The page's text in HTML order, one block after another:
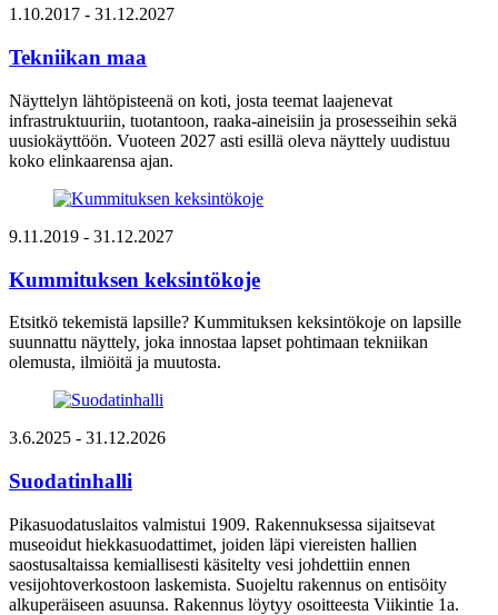
1.10.2017 - 31.12.2027
Tekniikan maa
Näyttelyn lähtöpisteenä on koti, josta teemat laajenevat
infrastruktuuriin, tuotantoon, raaka-aineisiin ja prosesseihin sekä
uusiokäyttöön. Vuoteen 2027 asti esillä oleva näyttely uudistuu
koko elinkaarensa ajan.
9.11.2019 - 31.12.2027
Kummituksen keksintökoje
Etsitkö tekemistä lapsille? Kummituksen keksintökoje on lapsille
suunnattu näyttely, joka innostaa lapset pohtimaan tekniikan
olemusta, ilmiöitä ja muutosta.
3.6.2025 - 31.12.2026
Suodatinhalli
Pikasuodatuslaitos valmistui 1909. Rakennuksessa sijaitsevat
museoidut hiekkasuodattimet, joiden läpi viereisten hallien
saostusaltaissa kemiallisesti käsitelty vesi johdettiin ennen
vesijohtoverkostoon laskemista. Suojeltu rakennus on entisöity
alkuperäiseen asuunsa. Rakennus löytyy osoitteesta Viikintie 1a.